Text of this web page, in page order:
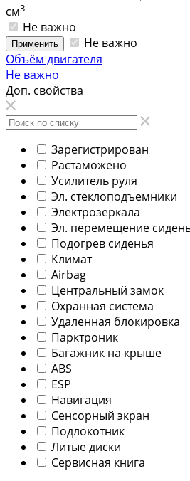
см3
Не важно
Применить
Не важно
Объём двигателя
Не важно
Доп. свойства
Зарегистрирован
Растаможено
Усилитель руля
Эл. стеклоподъемники
Электрозеркала
Эл. перемещение
Подогрев сиденья
Климат
Airbag
Центральный замок
Охранная система
Удаленная блокировка
Парктроник
Багажник на крыше
ABS
ESP
Навигация
Сенсорный экран
Подлокотник
Литые диски
Сервисная книга